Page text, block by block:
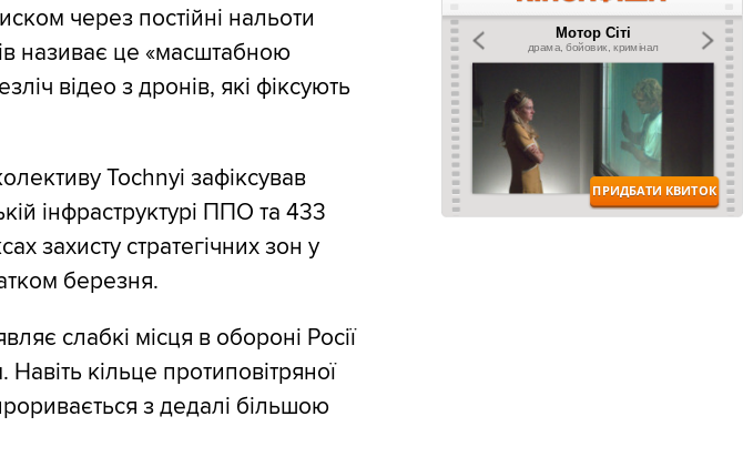
через постійні нальоти
називає це «масштабною
відео з дронів, які фіксують
Tochnyi зафіксував
інфраструктурі ППО та 433
захисту стратегічних зон у
березня.
слабкі місця в обороні Росії
кільце протиповітряної
з дедалі більшою